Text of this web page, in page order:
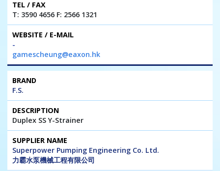
T: 3590 4656 F: 2566 1321
-
gamescheung@eaxon.hk
F.S.
Duplex SS Y-Strainer
Superpower Pumping Engineering Co. Ltd.
力霸水泵機械工程有限公司